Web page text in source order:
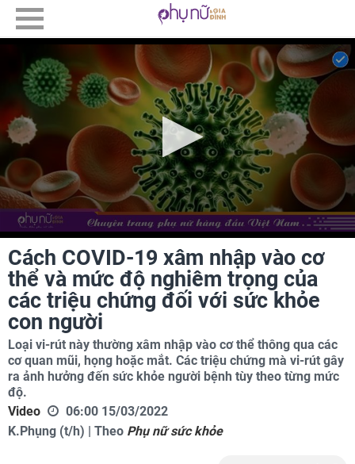
Cách COVID-19 xâm nhập vào cơ
thể và mức độ nghiêm trọng của
các triệu chứng đối với sức khỏe
con người
Loại vi-rút này thường xâm nhập vào cơ thể thông qua các
cơ quan mũi, họng hoặc mắt. Các triệu chứng mà vi-rút gây
ra ảnh hưởng đến sức khỏe người bệnh tùy theo từng mức
độ.
Video
06:00 15/03/2022
K.Phụng (t/h) | Theo Phụ nữ sức khỏe